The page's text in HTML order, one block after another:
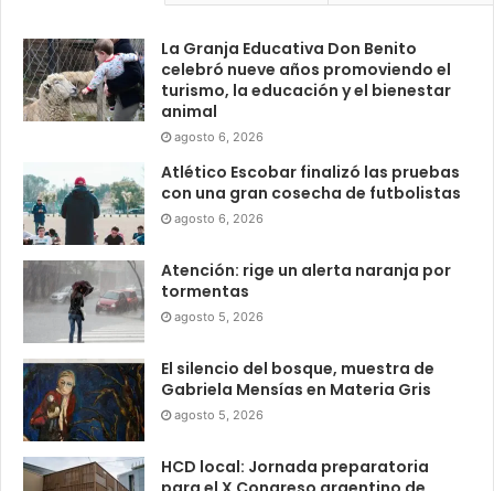
La Granja Educativa Don Benito
celebró nueve años promoviendo el
turismo, la educación y el bienestar
animal
agosto 6, 2026
Atlético Escobar finalizó las pruebas
con una gran cosecha de futbolistas
agosto 6, 2026
Atención: rige un alerta naranja por
tormentas
agosto 5, 2026
El silencio del bosque, muestra de
Gabriela Mensías en Materia Gris
agosto 5, 2026
HCD local: Jornada preparatoria